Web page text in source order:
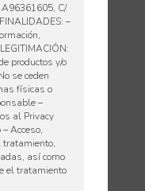
A96361605, C/
–
productos y/o
se ceden
físicas o
–
al Privacy
Acceso,
tratamiento,
así como
el tratamiento